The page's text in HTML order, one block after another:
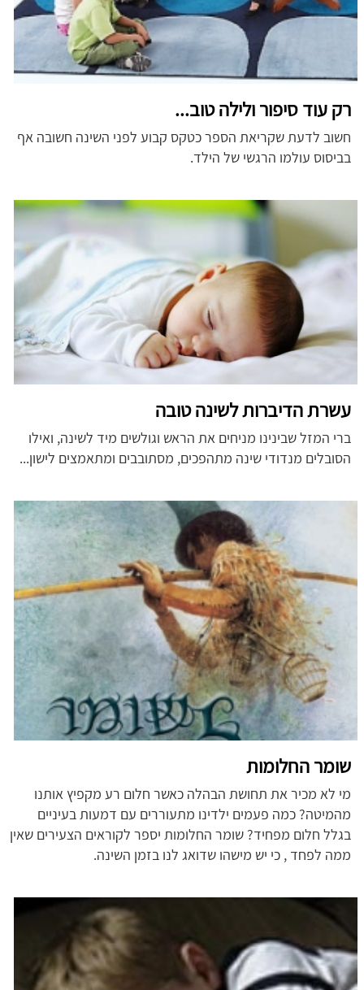
רק עוד סיפור ולילה טוב...
חשוב לדעת שקריאת הספר כטקס קבוע לפני השינה חשובה אף
בביסוס עולמו הרגשי של הילד.
עשרת הדיברות לשינה טובה
ברי המזל שבינינו מניחים את הראש וגולשים מיד לשינה, ואילו
הסובלים מנדודי שינה מתהפכים, מסתובבים ומתאמצים לישון...
שומר החלומות
מי לא מכיר את תחושת הבהלה כאשר חלום רע מקפיץ אותנו
מהמיטה? כמה פעמים ילדינו מתעוררים עם דמעות בעיניים
בגלל חלום מפחיד? שומר החלומות יספר לקוראים הצעירים שאין
ממה לפחד , כי יש מישהו שדואג לנו בזמן השינה.